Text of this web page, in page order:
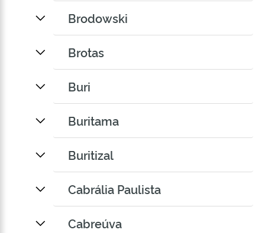
Brodowski
Brotas
Buri
Buritama
Buritizal
Cabrália Paulista
Cabreúva